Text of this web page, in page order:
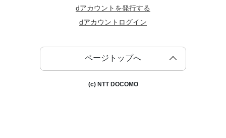
dアカウントを発行する
dアカウントログイン
ページトップへ
(c) NTT DOCOMO